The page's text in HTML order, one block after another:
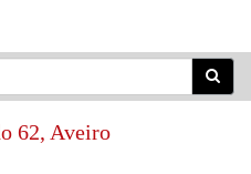
62, Aveiro